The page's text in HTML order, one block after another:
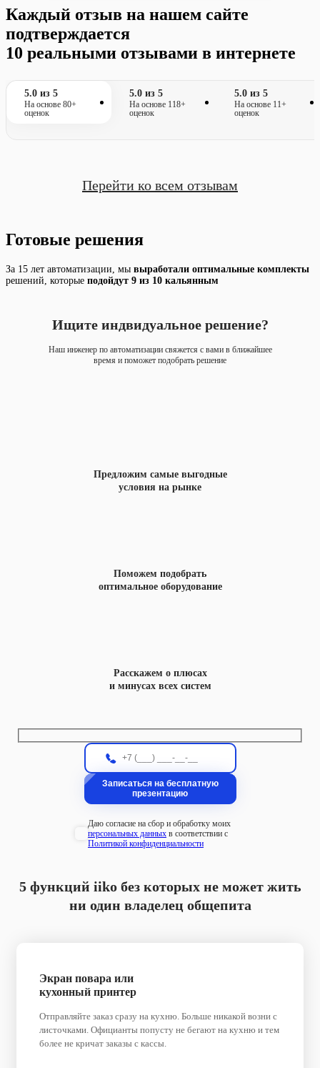
Каждый отзыв на нашем сайте
подтверждается
10 реальными отзывами в интернете
5.0 из 5
На основе 80+
оценок
5.0 из 5
На основе 118+
оценок
5.0 из 5
На основе 11+
оценок
Перейти ко всем отзывам
Готовые решения
За 15 лет автоматизации, мы выработали оптимальные комплекты
решений, которые подойдут 9 из 10 кальянным
Ищите индвидуальное решение?
Наш инженер по автоматизации свяжется с вами в ближайшее
время и поможет подобрать решение
Предложим самые выгодные
условия на рынке
Поможем подобрать
оптимальное оборудование
Расскажем о плюсах
и минусах всех систем
Даю согласие на сбор и обработку моих
персональных данных в соответствии с
Политикой конфиденциальности
5 функций iiko без которых не может жить
ни один владелец общепита
Экран повара или
кухонный принтер
Отправляйте заказ сразу на кухню. Больше никакой возни с
листочками. Официанты попусту не бегают на кухню и тем
более не кричат заказы с кассы.